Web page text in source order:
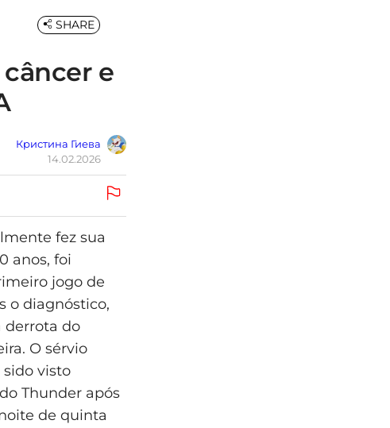
e
Кристина Гиева
14.02.2026
SHARE
fez sua
anos, foi
jogo de
o diagnóstico,
derrota do
O sérvio
visto
Thunder após
de quinta